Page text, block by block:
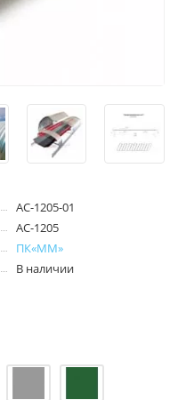
АС-1205-01
АС-1205
ПК«ММ»
В наличии